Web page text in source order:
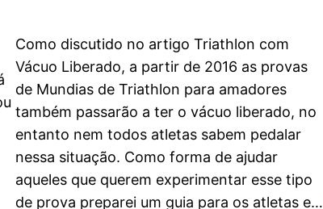
Como discutido no artigo Triathlon com
Vácuo Liberado, a partir de 2016 as provas
de Mundias de Triathlon para amadores
também passarão a ter o vácuo liberado, no
entanto nem todos atletas sabem pedalar
nessa situação. Como forma de ajudar
aqueles que querem experimentar esse tipo
de prova preparei um guia para os atletas e…